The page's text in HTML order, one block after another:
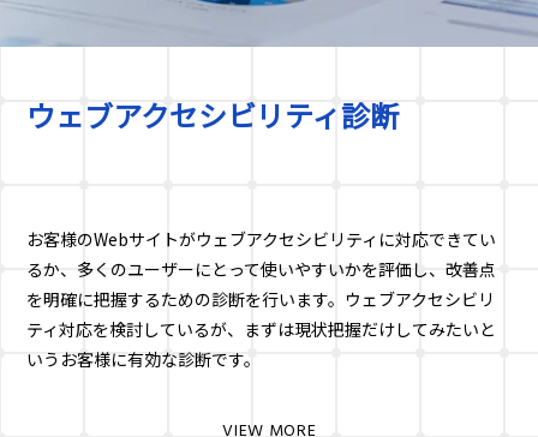
ウェブアクセシビリティ診断
お客様のWebサイトがウェブアクセシビリティに対応できてい
るか、多くのユーザーにとって使いやすいかを評価し、改善点
を明確に把握するための診断を行います。ウェブアクセシビリ
ティ対応を検討しているが、まずは現状把握だけしてみたいと
いうお客様に有効な診断です。